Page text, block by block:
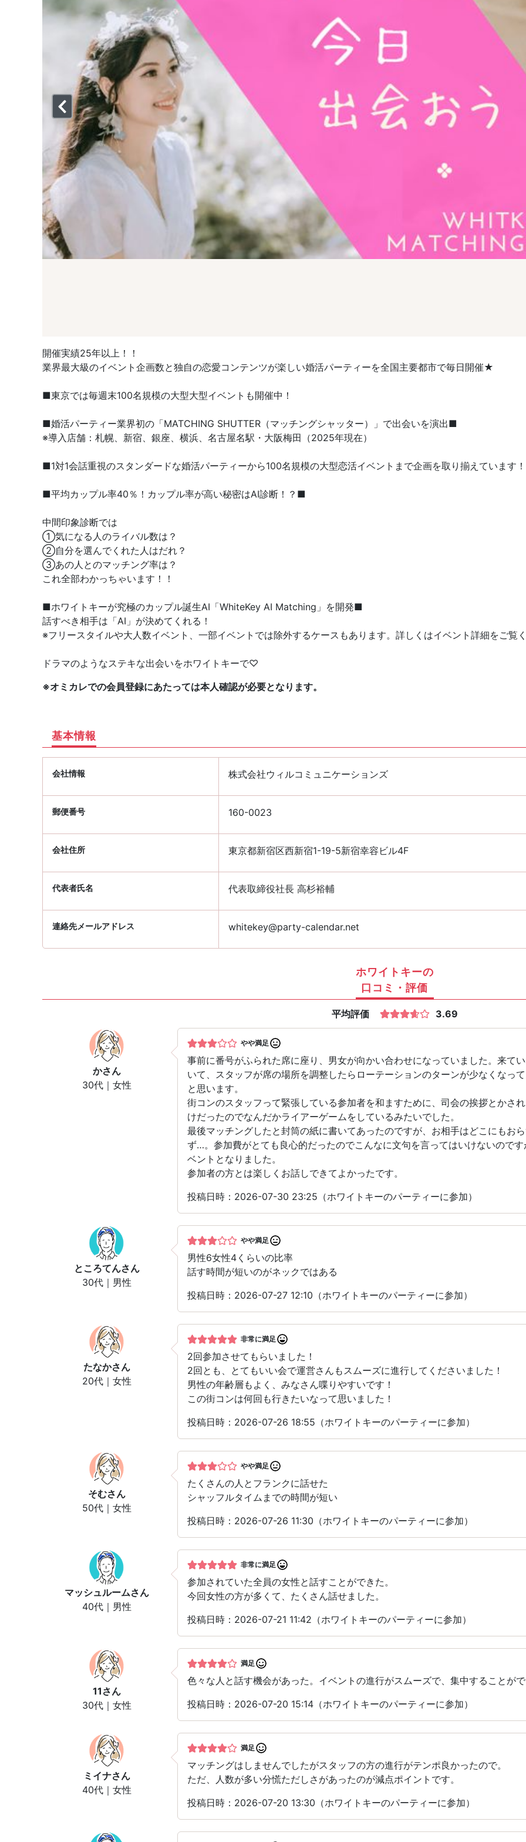
開催実績25年以上！！
業界最大級のイベント企画数と独自の恋愛コンテンツが楽しい婚活パーティーを全国主要都市で毎日開催★
■東京では毎週末100名規模の大型大型イベントも開催中！
■婚活パーティー業界初の「MATCHING SHUTTER（マッチングシャッター）」で出会いを演出■
※導入店舗：札幌、新宿、銀座、横浜、名古屋名駅・大阪梅田（2025年現在）
■1対1会話重視のスタンダードな婚活パーティーから100名規模の大型恋活イベントまで企画を取り揃えています！
■平均カップル率40％！カップル率が高い秘密はAI診断！？■
中間印象診断では
①気になる人のライバル数は？
②自分を選んでくれた人はだれ？
③あの人とのマッチング率は？
これ全部わかっちゃいます！！
■ホワイトキーが究極のカップル誕生AI「WhiteKey AI Matching」を開発■
話すべき相手は「AI」が決めてくれる！
※フリースタイルや大人数イベント、一部イベントでは除外するケースもあります。詳しくはイベント詳細をご覧く
ドラマのようなステキな出会いをホワイトキーで♡
※オミカレでの会員登録にあたっては本人確認が必要となります。
基本情報
会社情報 株式会社ウィルコミュニケーションズ
郵便番号 160-0023
会社住所 東京都新宿区西新宿1-19-5新宿幸容ビル4F
代表者氏名 代表取締役社長 高杉裕輔
連絡先メールアドレス whitekey@party-calendar.net
ホワイトキーの
口コミ・評価
平均評価 3.69
かさん
30代｜女性
やや満足
事前に番号がふられた席に座り、男女が向かい合わせになっていました。来て
いて、スタッフが席の場所を調整したらローテーションのターンが少なくなっ
と思います。
街コンのスタッフって緊張している参加者を和ますために、司会の挨拶とかさ
けだったのでなんだかライアーゲームをしているみたいでした。
最後マッチングしたと封筒の紙に書いてあったのですが、お相手はどこにもお
ず…。参加費がとても良心的だったのでこんなに文句を言ってはいけないので
ベントとなりました。
参加者の方とは楽しくお話しできてよかったです。
投稿日時：2026-07-30 23:25（ホワイトキーのパーティーに参加）
ところてんさん
30代｜男性
やや満足
男性6女性4くらいの比率
話す時間が短いのがネックではある
投稿日時：2026-07-27 12:10（ホワイトキーのパーティーに参加）
たなかさん
20代｜女性
非常に満足
2回参加させてもらいました！
2回とも、とてもいい会で運営さんもスムーズに進行してくださいました！
男性の年齢層もよく、みなさん喋りやすいです！
この街コンは何回も行きたいなって思いました！
投稿日時：2026-07-26 18:55（ホワイトキーのパーティーに参加）
そむさん
50代｜女性
やや満足
たくさんの人とフランクに話せた
シャッフルタイムまでの時間が短い
投稿日時：2026-07-26 11:30（ホワイトキーのパーティーに参加）
マッシュルームさん
40代｜男性
非常に満足
参加されていた全員の女性と話すことができた。
今回女性の方が多くて、たくさん話せました。
投稿日時：2026-07-21 11:42（ホワイトキーのパーティーに参加）
11 さん
30代｜女性
満足
色々な人と話す機会があった。イベントの進行がスムーズで、集中することがで
投稿日時：2026-07-20 15:14（ホワイトキーのパーティーに参加）
ミイナさん
40代｜女性
満足
マッチングはしませんでしたがスタッフの方の進行がテンポ良かったので。
ただ、人数が多い分慌ただしさがあったのが減点ポイントです。
投稿日時：2026-07-20 13:30（ホワイトキーのパーティーに参加）